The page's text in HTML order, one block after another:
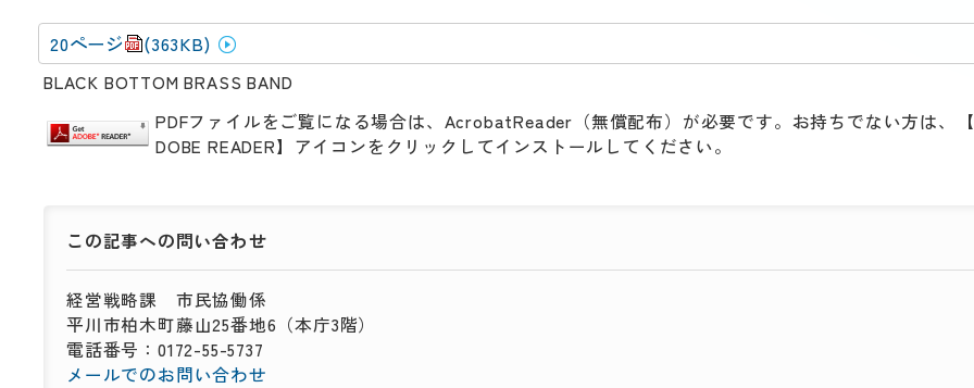
20ページ (363KB)
BLACK BOTTOM BRASS BAND
PDFファイルをご覧になる場合は、AcrobatReader（無償配布）が必要です。お持ちでない方は、
DOBE READER】アイコンをクリックしてインストールしてください。
この記事への問い合わせ
経営戦略課 市民協働係
平川市柏木町藤山25番地6（本庁3階）
電話番号：0172-55-5737
メールでのお問い合わせ